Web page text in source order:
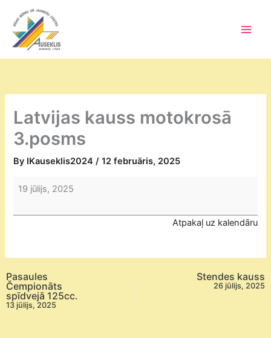
content
Latvijas kauss motokrosā
3.posms
By IKauseklis2024/12 februāris, 2025
Latvijas
motokrosā
19 jūlijs, 2025
Atpakaļ uz kalendāru
Pasaules
Čempionāts
spīdvejā 125cc.
13 jūlijs, 2025
Stendes kauss
26 jūlijs, 2025